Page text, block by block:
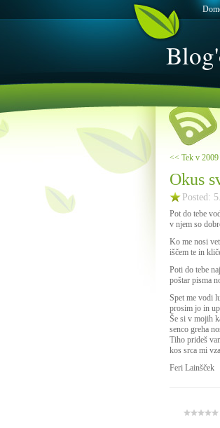
<< Tek v 2009
Okus
Posted:
Pot do tebe
v njem so
Ko me nosi
iščem te in
Poti do tebe
poštar pisma
Spet me vodi
prosim jo in
Še si v mojih
senco greha
Tiho prideš
kos srca mi
Feri Lainšček